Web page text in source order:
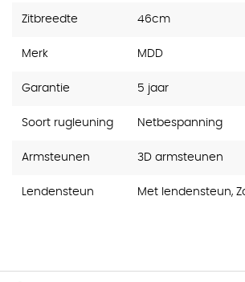
Zitbreedte 46cm
Merk MDD
Garantie 5 jaar
Soort rugleuning Netbespanning
Armsteunen 3D armsteunen
Lendensteun Met lendensteun,